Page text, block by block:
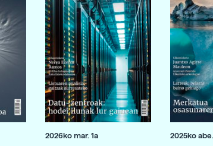
2026ko mar. 1a 2025ko